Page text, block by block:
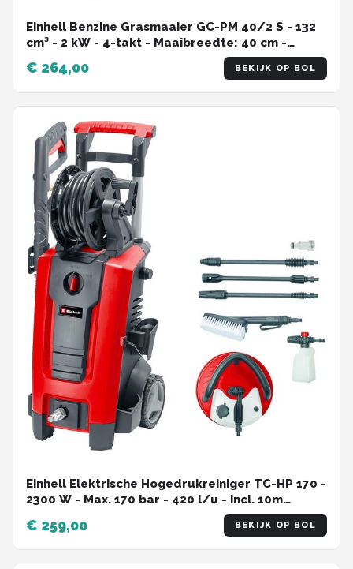
Einhell Benzine Grasmaaier GC-PM 40/2 S - 132
cm³ - 2 kW - 4-takt - Maaibreedte: 40 cm -
Aanbevolen gazonoppervlakte: tot 1000 m² - 45
L opvangbak - Maaihoogte: 25-75 mm
€ 264,00 BEKIJK OP BOL
Einhell Elektrische Hogedrukreiniger TC-HP 170 -
2300 W - Max. 170 bar - 420 l/u - Incl. 10m
hogedrukslang, pistool, lans, diverse sproeiers,
borstel, schuimsproeier en terrasreiniger met
reservoir
€ 259,00 BEKIJK OP BOL